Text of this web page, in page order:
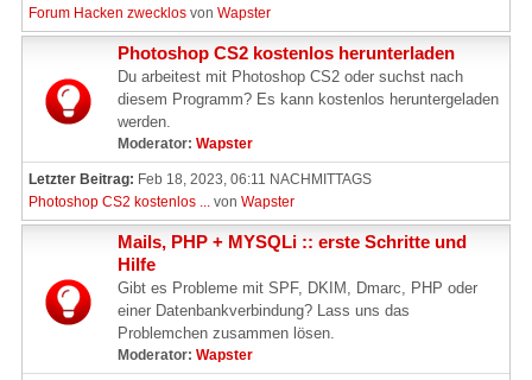
Forum Hacken zwecklos von Wapster
Photoshop CS2 kostenlos herunterladen
Du arbeitest mit Photoshop CS2 oder suchst nach
diesem Programm? Es kann kostenlos heruntergeladen
werden.
Moderator: Wapster
Letzter Beitrag: Feb 18, 2023, 06:11 NACHMITTAGS
Photoshop CS2 kostenlos ... von Wapster
Mails, PHP + MYSQLi :: erste Schritte und
Hilfe
Gibt es Probleme mit SPF, DKIM, Dmarc, PHP oder
einer Datenbankverbindung? Lass uns das
Problemchen zusammen lösen.
Moderator: Wapster